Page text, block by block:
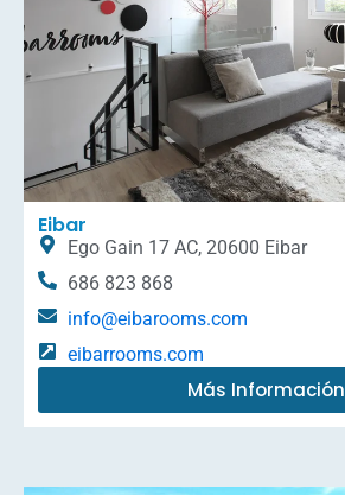
Eibar
Ego Gain 17 AC, 20600 Eibar
686 823 868
info@eibarooms.com
eibarrooms.com
Más Información